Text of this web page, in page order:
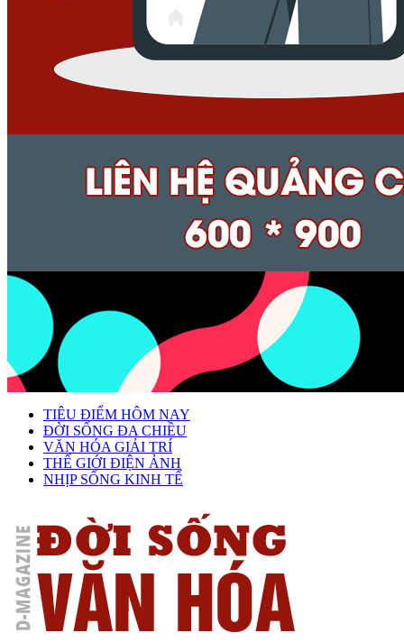
TIÊU ĐIỂM HÔM NAY
ĐỜI SỐNG ĐA CHIỀU
VĂN HÓA GIẢI TRÍ
THẾ GIỚI ĐIỆN ẢNH
NHỊP SỐNG KINH TẾ